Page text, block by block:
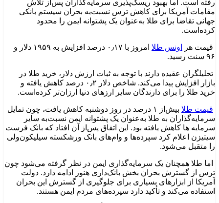
رفته است. اما بهبود ریسک‌پذیری سرمایه‌گذاران پس‌از تلاش
مقامات آمریکا برای کاهش ترس نسبت‌به بحران سیستم بانکی
جهانی تقاضا برای طلا به‌عنوان یک پشتوانه ایمن را محدود
کرده‌است.
قیمت هر اونس طلا
امروز با ۰٫۱۷ درصد افزایش به ۱۹۵۹ دلار و
۹۶ سنت رسید.
تحلیلگران عقیده دارند با توجه به ثبات ارزش دلار، خرید طلا در
بازار افزایش پیدا می‌کند. شاخص دلار ۰٫۲ درصد کاهش یافته و
خرید طلا را برای دارندگان سایر ارزهای دنیا ارزان‌تر کرده‌است.
قیمت طلا
بیش‌از ۱ درصد در روز دوشنبه کاهش یافت، چون تمایل
سرمایه‌گذاران به طلا به‌عنوان یک پشتوانه ایمن نسبت‌به سایر
سرمایه ها کاهش یافته بود. این اتفاق پس‌از آن افتاد که بانک فرست
سیتیزن اعلام کرد سپرده‌ها و وام‌های بانک ورشکسته سیلیکون‌ولی
را متقبل می‌شود.
اما طلا همچنان یک سرمایه‌گذاری ایمن در نظر گرفته می‌شود چون
ترس از گسترش بحران بخش بانک‌داری هنوز ادامه دارد. دولت
آمریکا از ابزارهای بسیاری برای جلوگیری از گسترش این بحران
استفاده می‌کند و تأکید دارد سپرده‌های مردم ایمن هستند.